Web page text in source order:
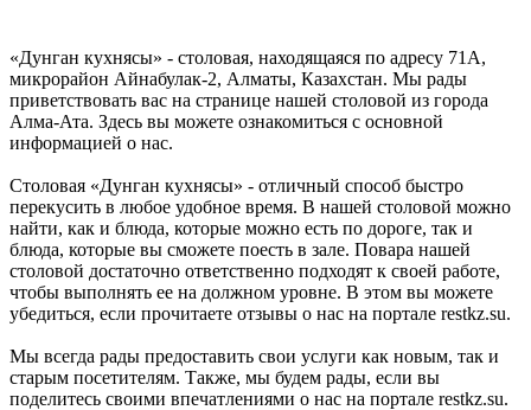
«Дунган кухнясы» - столовая, находящаяся по адресу 71А,
микрорайон Айнабулак-2, Алматы, Казахстан. Мы рады
приветствовать вас на странице нашей столовой из города
Алма-Ата. Здесь вы можете ознакомиться с основной
информацией о нас.
Столовая «Дунган кухнясы» - отличный способ быстро
перекусить в любое удобное время. В нашей столовой можно
найти, как и блюда, которые можно есть по дороге, так и
блюда, которые вы сможете поесть в зале. Повара нашей
столовой достаточно ответственно подходят к своей работе,
чтобы выполнять ее на должном уровне. В этом вы можете
убедиться, если прочитаете отзывы о нас на портале restkz.su.
Мы всегда рады предоставить свои услуги как новым, так и
старым посетителям. Также, мы будем рады, если вы
поделитесь своими впечатлениями о нас на портале restkz.su.